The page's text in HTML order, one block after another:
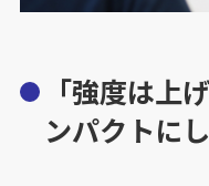
「強度は上
ンパクトにし